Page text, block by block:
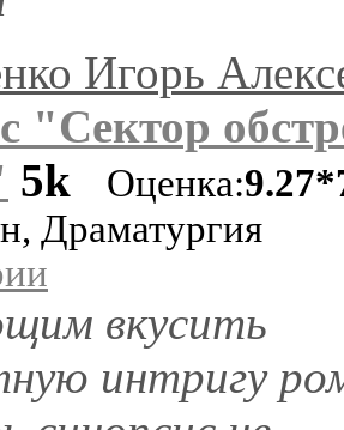
Игорь
"Сектор
5k Оценка:
Драматургия
вкусить
интригу